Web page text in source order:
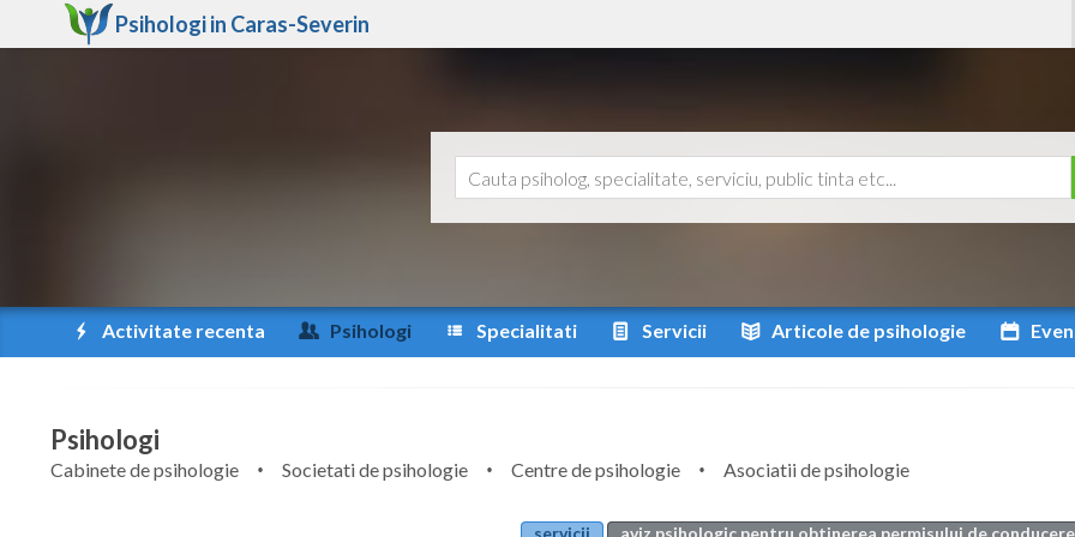
Psihologi in Caras-Severin
Activitate recenta Psihologi Specialitati Servicii Articole de psihologie
Psihologi
Cabinete de psihologie Societati de psihologie Centre de psihologie
Asociatii de psihologie
servicii
aviz psihologic pentru obtinerea permisului de